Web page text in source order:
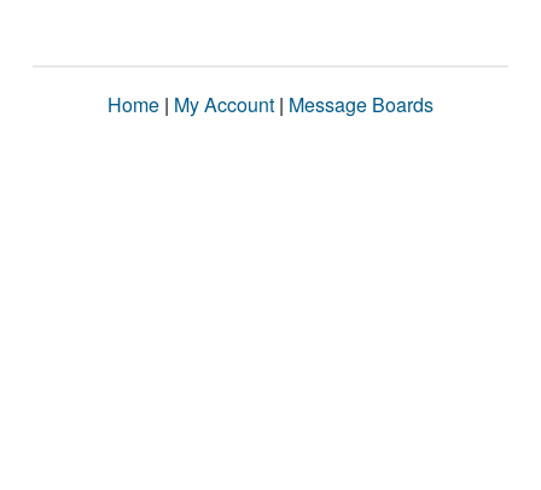
Home | My Account | Message Boards